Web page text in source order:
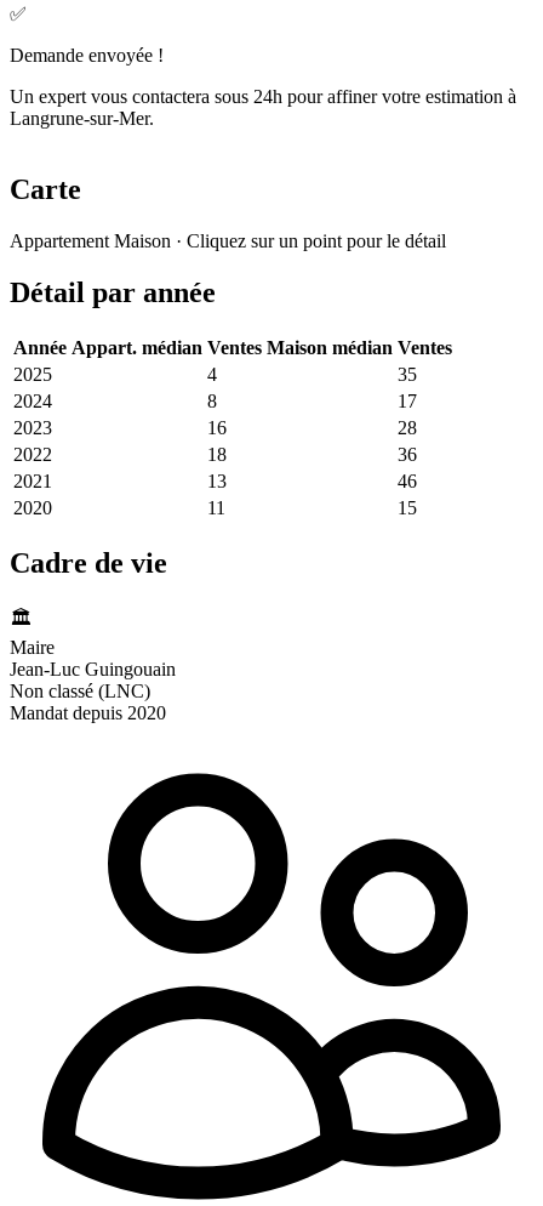
✅
Demande envoyée !
Un expert vous contactera sous 24h pour affiner votre estimation à
Langrune-sur-Mer.
Carte
−
Appartement Maison · Cliquez sur un point pour le détail
Détail par année
Année Appart. médian Ventes Maison médian Ventes
2025
4
35
2024
8
17
2023
16
28
2022
18
36
2021
13
46
2020
11 15
Cadre de vie
🏛️
Maire
Jean-Luc Guingouain
Non classé (LNC)
Mandat depuis 2020